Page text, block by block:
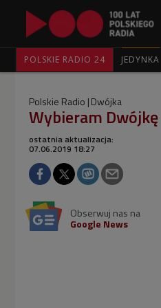
POLSKIE RADIO 24 JEDYNKA
Polskie Radio Dwójka
Wybieram Dwójkę
ostatnia aktualizacja:
07.06.2019 18:27
Obserwuj nas na
Google News